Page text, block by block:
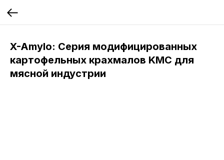
X-Amylo: Серия модифицированных
картофельных крахмалов KMC для
мясной индустрии